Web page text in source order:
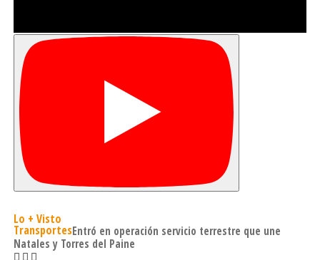
Lo + Visto
TransportesEntró en operación servicio terrestre que une
Natales y Torres del Paine